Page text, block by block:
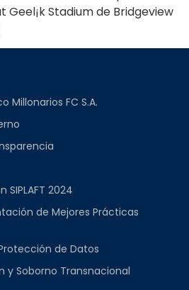
Geel¡k Stadium de Bridgeview
Millonarios FC S.A.
2024
de Mejores Prácticas
de Datos
y Soborno Transnacional